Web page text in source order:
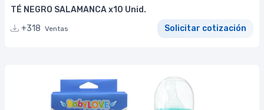
TÉ NEGRO SALAMANCA x10 Unid.
+318 Ventas Solicitar cotización